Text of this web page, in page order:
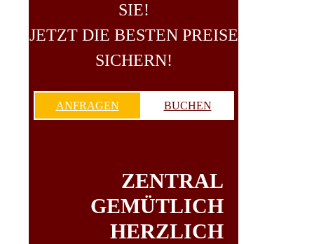
SIE!
JETZT DIE BESTEN PREISE
SICHERN!
ANFRAGEN BUCHEN
ZENTRAL
GEMÜTLICH
HERZLICH